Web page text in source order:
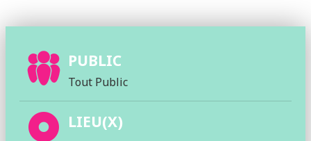
PUBLIC
Tout Public
LIEU(X)